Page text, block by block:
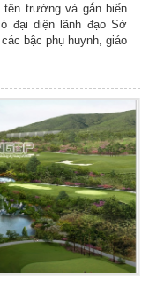
trường và gắn biển
đại diện lãnh đạo Sở
bậc phụ huynh, giáo